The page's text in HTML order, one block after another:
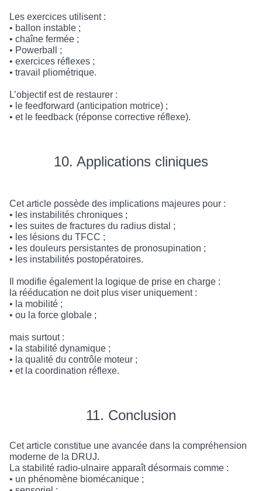
Les exercices utilisent :
• ballon instable ;
• chaîne fermée ;
• Powerball ;
• exercices réflexes ;
• travail pliométrique.
L’objectif est de restaurer :
• le feedforward (anticipation motrice) ;
• et le feedback (réponse corrective réflexe).
10. Applications cliniques
Cet article possède des implications majeures pour :
• les instabilités chroniques ;
• les suites de fractures du radius distal ;
• les lésions du TFCC ;
• les douleurs persistantes de pronosupination ;
• les instabilités postopératoires.
Il modifie également la logique de prise en charge :
la rééducation ne doit plus viser uniquement :
• la mobilité ;
• ou la force globale ;
mais surtout :
• la stabilité dynamique ;
• la qualité du contrôle moteur ;
• et la coordination réflexe.
11. Conclusion
Cet article constitue une avancée dans la compréhension
moderne de la DRUJ.
La stabilité radio-ulnaire apparaît désormais comme :
• un phénomène biomécanique ;